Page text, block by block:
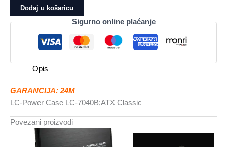
Case
LC-
Dodaj u košaricu
Sigurno online plaćanje
Opis
GARANCIJA: 24M
LC-Power Case LC-7040B;ATX Classic
Povezani proizvodi